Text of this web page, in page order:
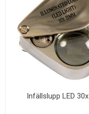
Infällslupp LED 30x